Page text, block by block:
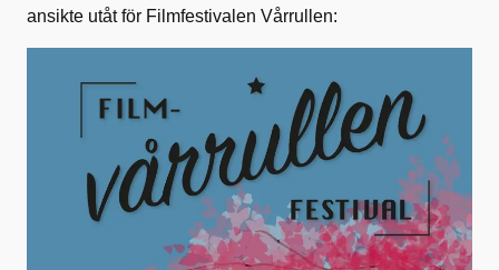
ansikte utåt för Filmfestivalen Vårrullen: